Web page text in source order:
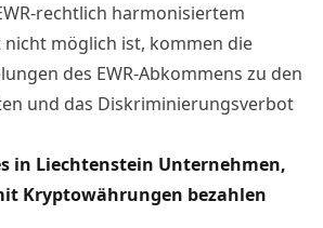
rechtlich harmonisiertem
möglich ist, kommen die
des EWR-Abkommens zu den
und das Diskriminierungsverbot
in Liechtenstein Unternehmen,
Kryptowährungen bezahlen